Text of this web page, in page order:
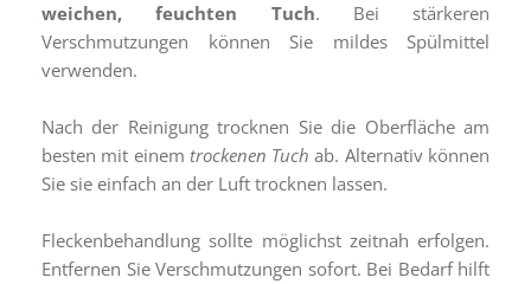
weichen, feuchten Tuch. Bei stärkeren
Verschmutzungen können Sie mildes Spülmittel
verwenden.
Nach der Reinigung trocknen Sie die Oberfläche am
besten mit einem trockenen Tuch ab. Alternativ können
Sie sie einfach an der Luft trocknen lassen.
Fleckenbehandlung sollte möglichst zeitnah erfolgen.
Entfernen Sie Verschmutzungen sofort. Bei Bedarf hilft